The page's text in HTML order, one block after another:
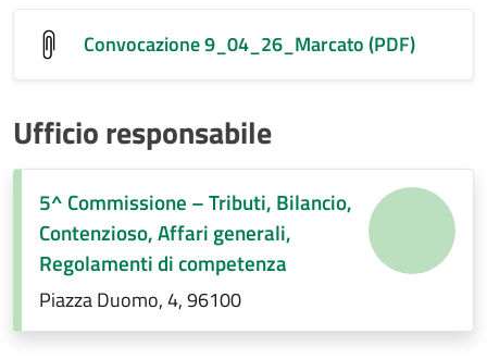
Convocazione 9_04_26_Marcato (PDF)
Ufficio responsabile
5^ Commissione – Tributi, Bilancio,
Contenzioso, Affari generali,
Regolamenti di competenza
Piazza Duomo, 4, 96100